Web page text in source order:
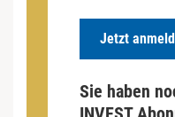
Jetzt
Sie haben